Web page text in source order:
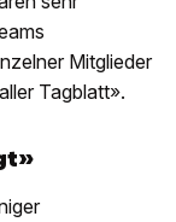
Mitglieder
Tagblatt».